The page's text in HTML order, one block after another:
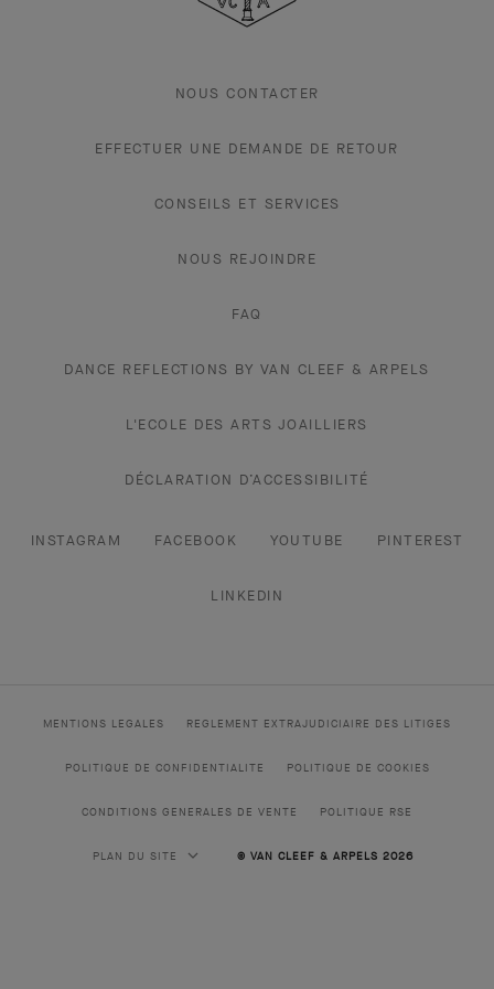
NOUS CONTACTER
EFFECTUER UNE DEMANDE DE RETOUR
CONSEILS ET SERVICES
NOUS REJOINDRE
FAQ
DANCE REFLECTIONS BY VAN CLEEF & ARPELS
L'ECOLE DES ARTS JOAILLIERS
DÉCLARATION D’ACCESSIBILITÉ
INSTAGRAM FACEBOOK YOUTUBE PINTEREST
LINKEDIN
MENTIONS LEGALES REGLEMENT EXTRAJUDICIAIRE DES LITIGES
POLITIQUE DE CONFIDENTIALITE POLITIQUE DE COOKIES
CONDITIONS GENERALES DE VENTE POLITIQUE RSE
PLAN DU SITE © VAN CLEEF & ARPELS 2026